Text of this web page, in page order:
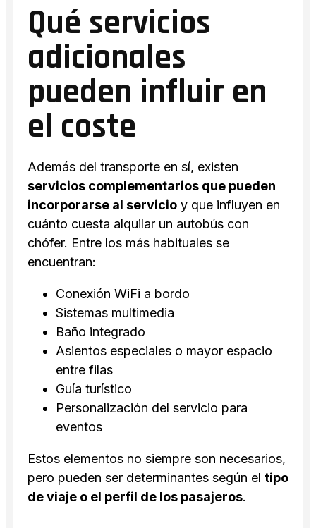
Qué servicios
adicionales
pueden influir en
el coste
Además del transporte en sí, existen
servicios complementarios que pueden
incorporarse al servicio y que influyen en
cuánto cuesta alquilar un autobús con
chófer. Entre los más habituales se
encuentran:
Conexión WiFi a bordo
Sistemas multimedia
Baño integrado
Asientos especiales o mayor espacio
entre filas
Guía turístico
Personalización del servicio para
eventos
Estos elementos no siempre son necesarios,
pero pueden ser determinantes según el tipo
de viaje o el perfil de los pasajeros.